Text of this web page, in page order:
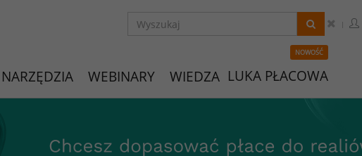
NARZĘDZIA WEBINARY WIEDZA
NOWOŚĆ
LUKA PŁACOWA